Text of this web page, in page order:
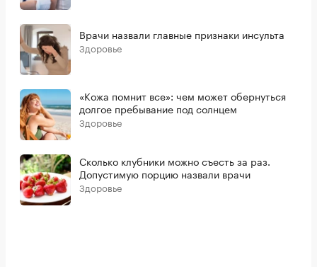
Врачи назвали главные признаки инсульта
Здоровье
«Кожа помнит все»: чем может обернуться
долгое пребывание под солнцем
Здоровье
Сколько клубники можно съесть за раз.
Допустимую порцию назвали врачи
Здоровье